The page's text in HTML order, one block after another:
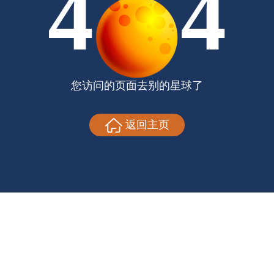
您访问的页面去别的星球了
返回主页